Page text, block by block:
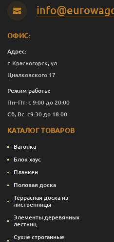
ОФИС:
Адрес:
г. Красногорск, ул.
Циалковского 17
Режим работы:
Пн–Пт: с 9:00 до 20:00
Сб, Вс: с9:30 до 18:00
КАТАЛОГ ТОВАРОВ
Вагонка
Блок хаус
Планкен
Половая доска
Террасная доска из
лиственницы
Элементы деревянных
лестниц
Сухие строганные